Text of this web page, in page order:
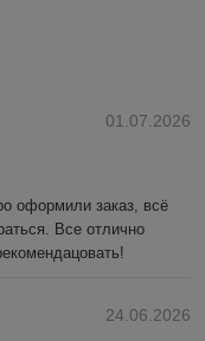
01.07.2026
оформили заказ, всё
Все отлично
24.06.2026